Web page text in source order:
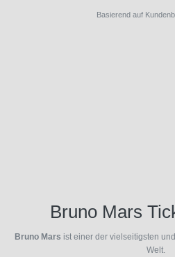
Basierend auf
Bruno Mars
Bruno Mars ist einer der vielseitigsten
Welt.